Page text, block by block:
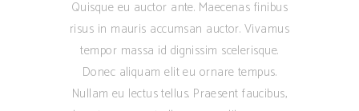
Quisque eu auctor ante. Maecenas finibus
risus in mauris accumsan auctor. Vivamus
tempor massa id dignissim scelerisque.
Donec aliquam elit eu ornare tempus.
Nullam eu lectus tellus. Praesent faucibus,